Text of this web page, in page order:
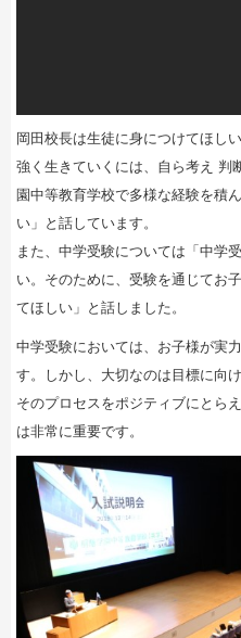
岡田校長は生徒に身につけてほし
強く生きていくには、自ら考え 判
園中等教育学校で多様な経験を積
い」と話しています。
また、中学受験については「中学
い。そのために、受験を通じてお
てほしい」と話しました。
中学受験においては、お子様が実
す。しかし、大切なのは目標に向
そのプロセスをポジティブにとら
は非常に重要です。